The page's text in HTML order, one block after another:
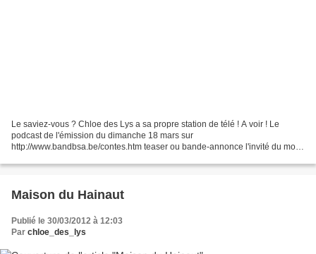
Le saviez-vous ? Chloe des Lys a sa propre station de télé ! A voir ! Le
podcast de l'émission du dimanche 18 mars sur
http://www.bandbsa.be/contes.htm teaser ou bande-annonce l'invité du mois
Maison du Hainaut
Publié le 30/03/2012 à 12:03
Par chloe_des_lys